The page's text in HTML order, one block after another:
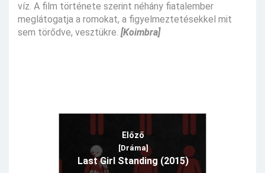
víz. A film története szerint néhány fiatalember
meglátogatja a romokat, a figyelmeztetésekkel mit
sem törődve, vesztükre. [Koimbra]
Előző
[Dráma]
Last Girl Standing (2015)